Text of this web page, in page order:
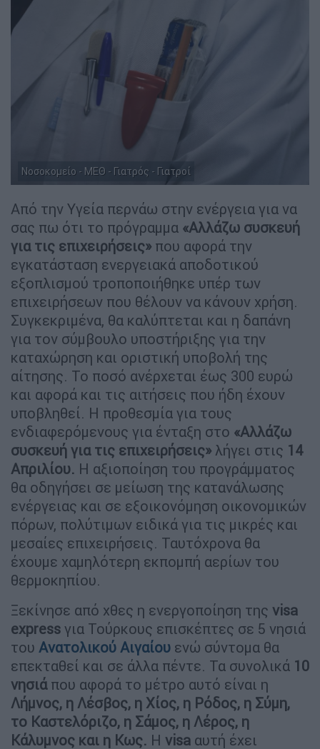
Νοσοκομείο - ΜΕΘ - Γιατρός - Γιατροί
Από την Υγεία περνάω στην ενέργεια για να
σας πω ότι το πρόγραμμα «Αλλάζω συσκευή
για τις επιχειρήσεις» που αφορά την
εγκατάσταση ενεργειακά αποδοτικού
εξοπλισμού τροποποιήθηκε υπέρ των
επιχειρήσεων που θέλουν να κάνουν χρήση.
Συγκεκριμένα, θα καλύπτεται και η δαπάνη
για τον σύμβουλο υποστήριξης για την
καταχώρηση και οριστική υποβολή της
αίτησης. Το ποσό ανέρχεται έως 300 ευρώ
και αφορά και τις αιτήσεις που ήδη έχουν
υποβληθεί. Η προθεσμία για τους
ενδιαφερόμενους για ένταξη στο «Αλλάζω
συσκευή για τις επιχειρήσεις» λήγει στις 14
Απριλίου. Η αξιοποίηση του προγράμματος
θα οδηγήσει σε μείωση της κατανάλωσης
ενέργειας και σε εξοικονόμηση οικονομικών
πόρων, πολύτιμων ειδικά για τις μικρές και
μεσαίες επιχειρήσεις. Ταυτόχρονα θα
έχουμε χαμηλότερη εκπομπή αερίων του
θερμοκηπίου.
Ξεκίνησε από χθες η ενεργοποίηση της visa
express για Τούρκους επισκέπτες σε 5 νησιά
του Ανατολικού Αιγαίου ενώ σύντομα θα
επεκταθεί και σε άλλα πέντε. Τα συνολικά 10
νησιάπου αφορά το μέτρο αυτό είναι η
Λήμνος, η Λέσβος, η Χίος, η Ρόδος, η Σύμη,
το Καστελόριζο, η Σάμος, η Λέρος, η
Κάλυμνος και η Κως. H visa αυτή έχει